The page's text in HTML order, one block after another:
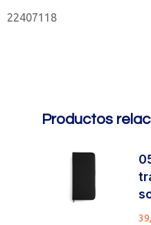
22407118
Productos